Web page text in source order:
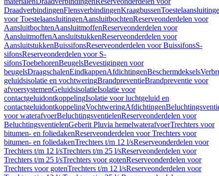
DraadverbindingenFlensverbindingenKraagbussen
voor ToestelaansluitingenAansluitbochtenReserveonderdelen voor
AansluitbochtenAansluitmoffenReserveonderdelen voor
AansluitmoffenAansluitstukkenReserveonderdelen voor
AansluitstukkenBuissifonsReserveonderdelen voor BuissifonsS-
sifonsReserveonderdelen voor S-
sifonsToebehorenBeugelsBevestigingen voor
beugelsDraagschalenEindkappenAfdichtingenBeschermdeksels
geluidsisolatie en vochtweringBrandpreventieBrandpreventie voor
afvoersystemenGeluidsisolatieIsolatie voor
contactgeluidontkoppelingIsolatie voor luchtgeluid en
contactgeluidontkoppelingVochtweringAfdichtingen
voor waterafvoerBeluchtingsventielenReserveonderdelen voor
BeluchtingsventielenGeberit Pluvia hemelwaterafvoerTrechters voor
bitumen- en foliedakenReserveonderdelen voor Trechters voor
bitumen- en foliedakenTrechters t/m 12 l/sReserveonderdelen voor
Trechters t/m 12 l/sTrechters t/m 25 l/sReserveonderdelen voor
Trechters t/m 25 l/sTrechters voor gotenReserveonderdelen voor
Trechters voor gotenTrechters t/m 12 l/sReserveonderdelen voor